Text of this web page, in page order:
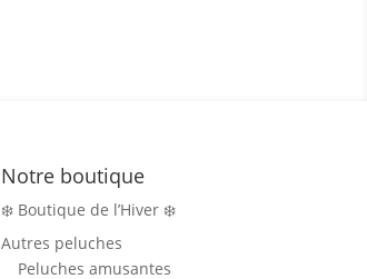
Notre boutique
❄️ Boutique de l’Hiver ❄️
Autres peluches
Peluches amusantes